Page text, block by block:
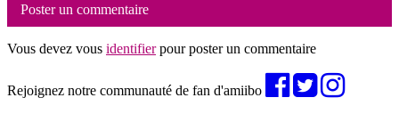
Poster un commentaire
Vous devez vous identifierpour poster un commentaire
Rejoignez notre communauté de fan d'amiibo